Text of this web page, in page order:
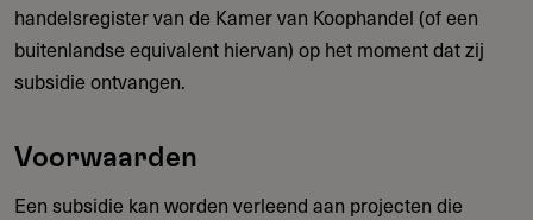
handelsregister van de Kamer van Koophandel (of een
buitenlandse equivalent hiervan) op het moment dat zij
subsidie ontvangen.
Voorwaarden
Een subsidie kan worden verleend aan projecten die